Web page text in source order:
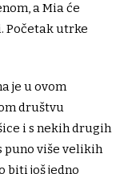
a Mia će
Početak utrke
je u ovom
društvu
i s nekih drugih
puno više velikih
biti još jedno